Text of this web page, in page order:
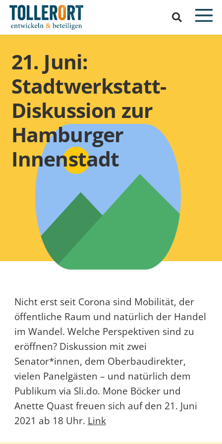
21. Juni:
Stadtwerkstatt-
Diskussion zur
Hamburger
Innenstadt
Nicht erst seit Corona sind Mobilität, der
öffentliche Raum und natürlich der Handel
im Wandel. Welche Perspektiven sind zu
eröffnen? Diskussion mit zwei
Senator*innen, dem Oberbaudirekter,
vielen Panelgästen – und natürlich dem
Publikum via Sli.do. Mone Böcker und
Anette Quast freuen sich auf den 21. Juni
2021 ab 18 Uhr. Link